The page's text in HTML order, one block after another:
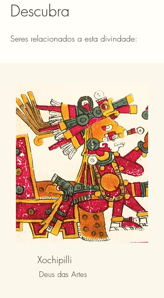
Descubra
Seres relacionados a esta divindade:
Xochipilli
Deus das Artes